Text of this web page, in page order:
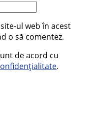
ul web în acest
o să comentez.
de acord cu
.